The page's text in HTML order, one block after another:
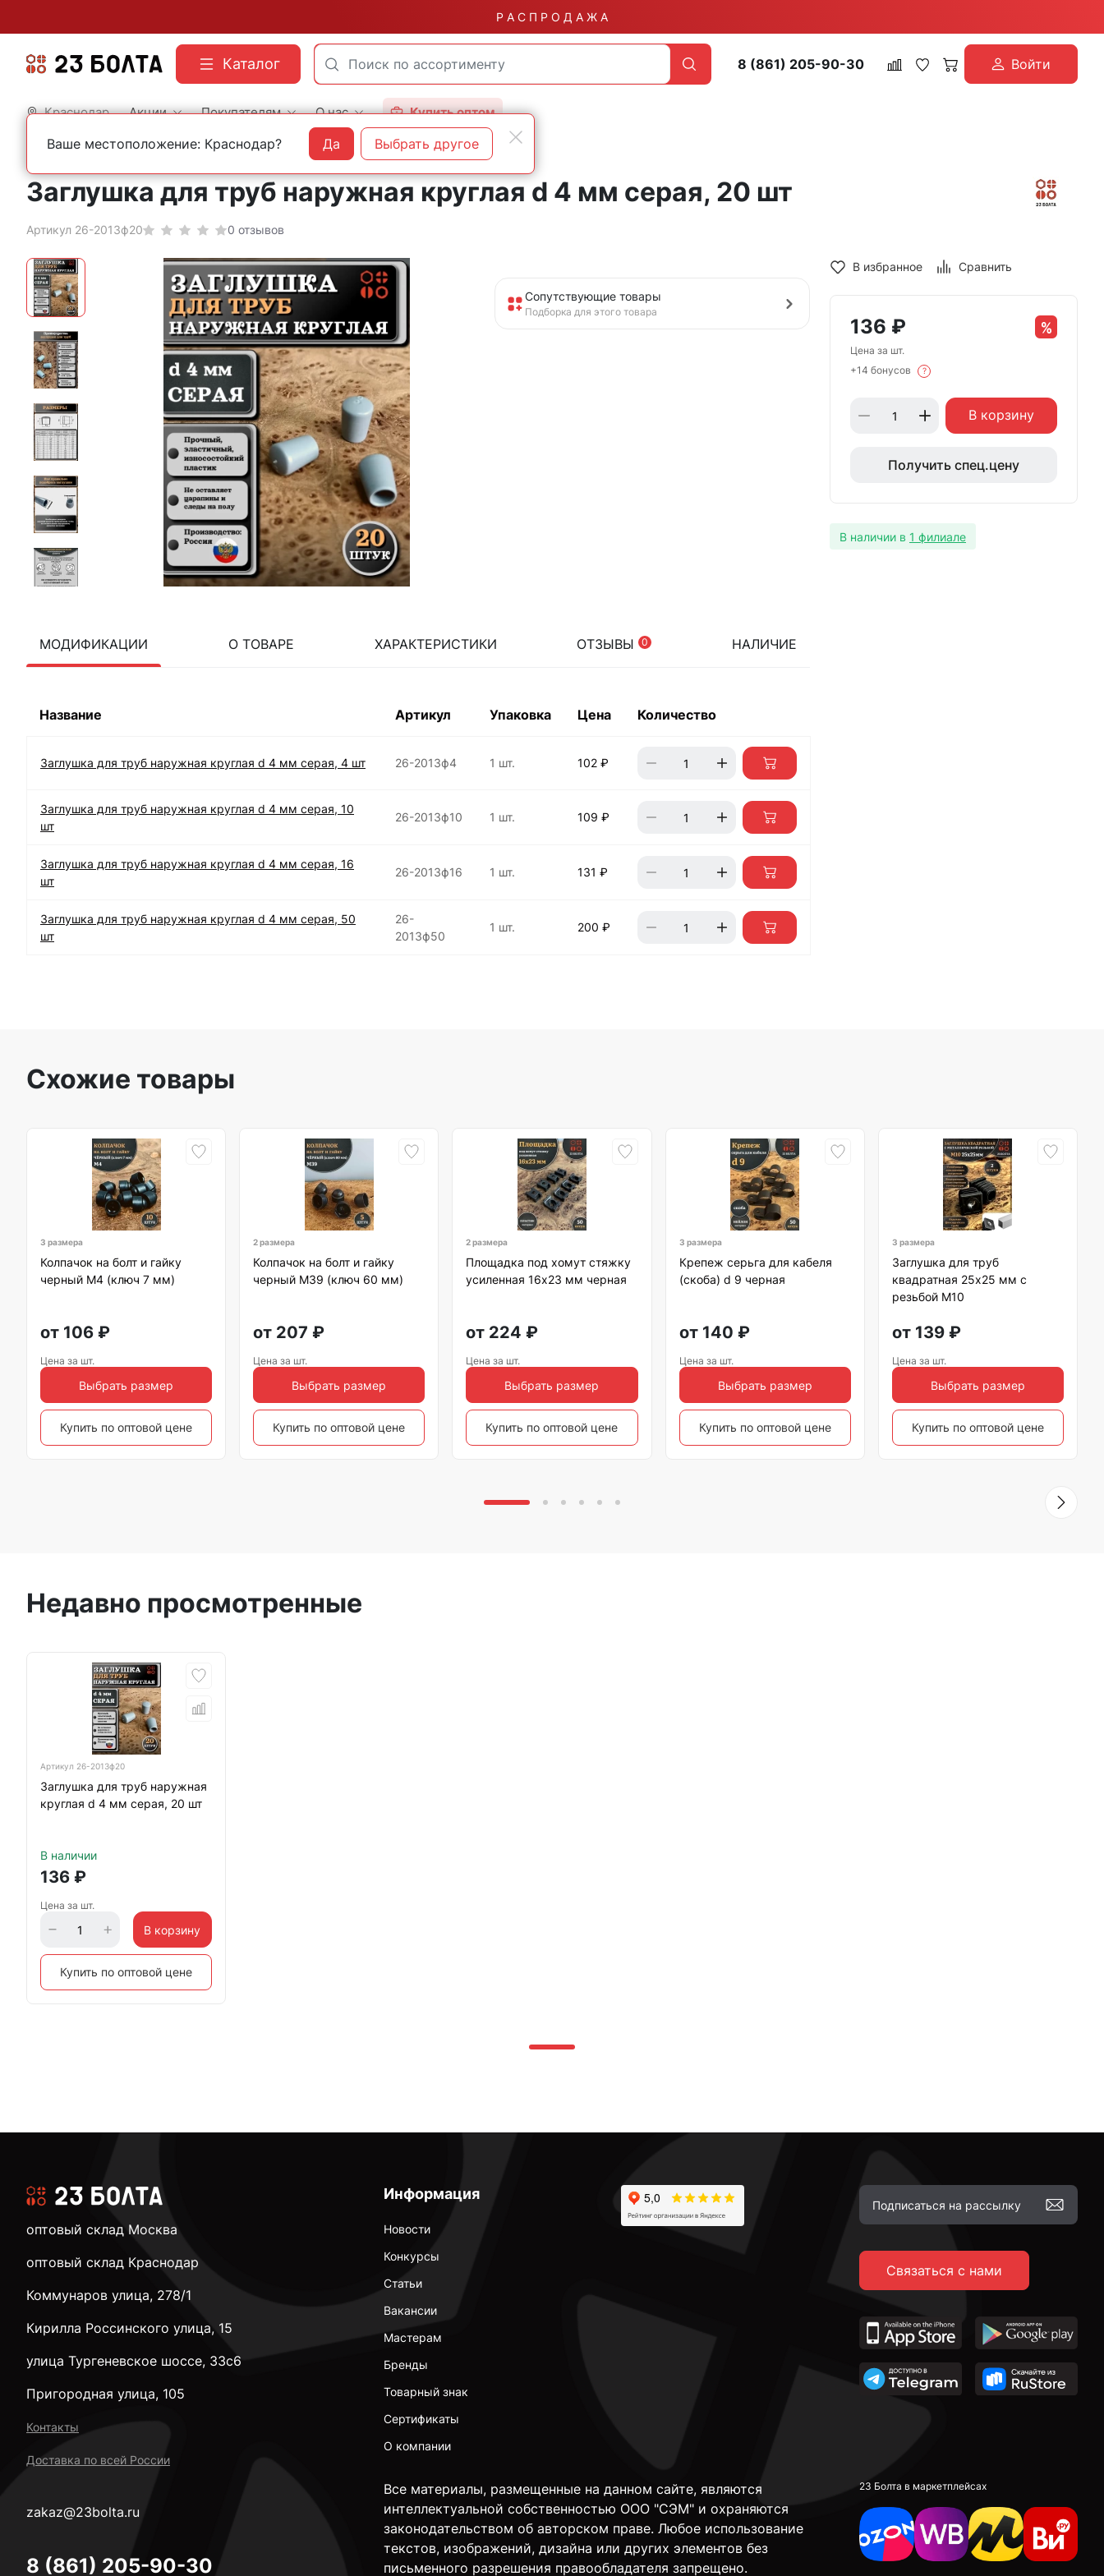
Р А С П Р О Д А Ж А
Каталог 8 (861) 205-90-30 Войти
Краснодар Акции Покупателям О нас Купить оптом
Главная Фасованный крепеж Пластиковая фурнитура
Заглушка для труб наружная круглая d 4 мм серая, 20 шт
Артикул 26-2013ф20 0 отзывов
Сопутствующие товары
Подборка для этого товара
МОДИФИКАЦИИ О ТОВАРЕ ХАРАКТЕРИСТИКИ ОТЗЫВЫ 0 НАЛИЧИЕ
Название Артикул Упаковка Цена Количество
Заглушка для труб наружная круглая d 4 мм серая, 4 шт 26-2013ф4 1 шт. 102 ₽
Заглушка для труб наружная круглая d 4 мм серая, 10
шт
26-2013ф10 1 шт. 109 ₽
Заглушка для труб наружная круглая d 4 мм серая, 16
шт
26-2013ф16 1 шт. 131 ₽
Заглушка для труб наружная круглая d 4 мм серая, 50
шт
26-
2013ф50
1 шт. 200 ₽
В избранное Сравнить
136 ₽
Цена за шт.
+14 бонусов
?
В корзину
Получить спец.цену
В наличии в 1 филиале
Схожие товары
3 размера
Колпачок на болт и гайку
черный M4 (ключ 7 мм)
от 106 ₽
Цена за шт.
Выбрать размер
Купить по оптовой цене
2 размера
Колпачок на болт и гайку
черный M39 (ключ 60 мм)
от 207 ₽
Цена за шт.
Выбрать размер
Купить по оптовой цене
2 размера
Площадка под хомут стяжку
усиленная 16х23 мм черная
от 224 ₽
Цена за шт.
Выбрать размер
Купить по оптовой цене
3 размера
Крепеж серьга для кабеля
(скоба) d 9 черная
от 140 ₽
Цена за шт.
Выбрать размер
Купить по оптовой цене
3 размера
Заглушка для труб
квадратная 25х25 мм с
резьбой М10
от 139₽
Цена за шт.
Выбрать размер
Купить по оптовой цене
Недавно просмотренные
Артикул 26-2013ф20
Заглушка для труб наружная
круглая d 4 мм серая, 20 шт
В наличии
136 ₽
Цена за шт.
В корзину
Купить по оптовой цене
Информация
Новости
Конкурсы
Статьи
Вакансии
Мастерам
Бренды
Товарный знак
Сертификаты
О компании
Связаться с нами
Все материалы, размещенные на данном сайте, являются
интеллектуальной собственностью ООО "СЭМ" и охраняются
законодательством об авторском праве. Любое использование
текстов, изображений, дизайна или других элементов без
письменного разрешения правообладателя запрещено.
23 Болта в маркетплейсах
оптовый склад Москва
оптовый склад Краснодар
Коммунаров улица, 278/1
Кирилла Россинского улица, 15
улица Тургеневское шоссе, 33с6
Пригородная улица, 105
Контакты
Доставка по всей России
zakaz@23bolta.ru
8 (861) 205-90-30
Ваше местоположение: Краснодар? Да Выбрать другое